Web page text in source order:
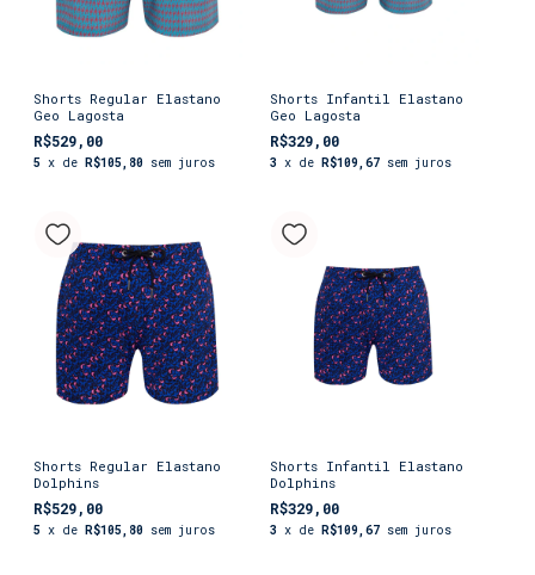
Shorts Regular Elastano
Geo Lagosta
R$529,00
5 x de R$105,80 sem juros
Shorts Infantil Elastano
Geo Lagosta
R$329,00
3 x de R$109,67 sem juros
Shorts Regular Elastano
Dolphins
R$529,00
5 x de R$105,80 sem juros
Shorts Infantil Elastano
Dolphins
R$329,00
3 x de R$109,67 sem juros